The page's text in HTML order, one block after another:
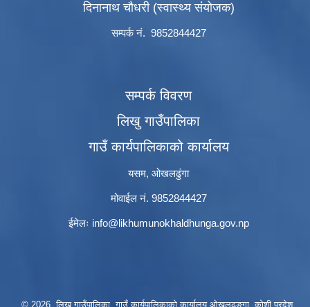
दिनानाथ चौधरी (स्वास्थ्य संयोजक)
सम्पर्क नं. 9852844427
सम्पर्क विवरण
लिखु गाउँपालिका
गाउँ कार्यपालिकाको कार्यालय
यसम, ओखलढुंगा
मोवाईल नं. 9852844427
ईमेलः info@likhumunokhaldhunga.gov.np
© 2026 लिखु गाउँपालिका, गाउँ कार्यपालिकाको कार्यालय ओखलढुङ्गा, कोशी प्रदेश,